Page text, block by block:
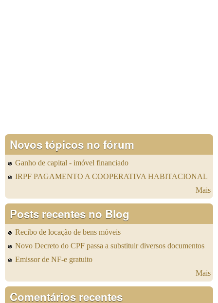
Novos tópicos no fórum
Ganho de capital - imóvel financiado
IRPF PAGAMENTO A COOPERATIVA HABITACIONAL
Mais
Posts recentes no Blog
Recibo de locação de bens móveis
Novo Decreto do CPF passa a substituir diversos documentos
Emissor de NF-e gratuito
Mais
Comentários recentes